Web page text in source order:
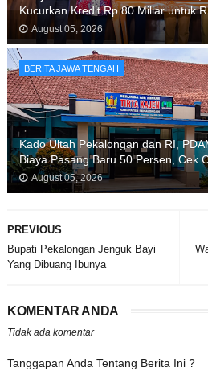
Kucurkan Kredit Rp 80 Miliar untuk
August 05, 2026
BERITA JAWA TENGAH
Kado Ultah Pekalongan dan RI,
Biaya Pasang Baru 50 Persen, Cek
August 05, 2026
PREVIOUS
Bupati Pekalongan Jenguk Bayi
Yang Dibuang Ibunya
KOMENTAR ANDA
Tidak ada komentar
Tanggapan Anda Tentang Berita Ini ?